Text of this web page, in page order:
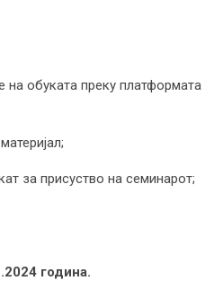
обуката преку платформата
за присуство на семинарот;
година.